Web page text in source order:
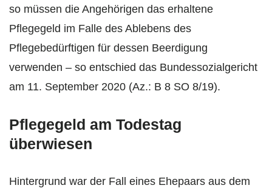
so müssen die Angehörigen das erhaltene
Pflegegeld im Falle des Ablebens des
Pflegebedürftigen für dessen Beerdigung
verwenden – so entschied das Bundessozialgericht
am 11. September 2020 (Az.: B 8 SO 8/19).
Pflegegeld am Todestag
überwiesen
Hintergrund war der Fall eines Ehepaars aus dem